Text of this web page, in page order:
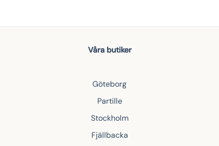
Våra butiker
Göteborg
Partille
Stockholm
Fjällbacka